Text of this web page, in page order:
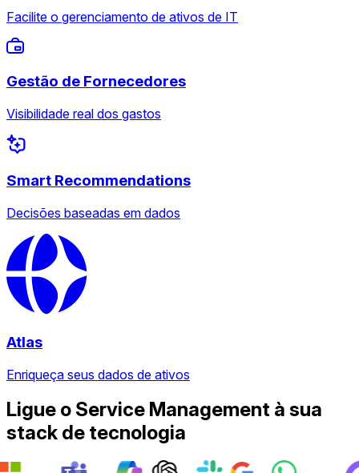
Facilite o gerenciamento de ativos de IT
Gestão de Fornecedores
Visibilidade real dos gastos
Smart Recommendations
Decisões baseadas em dados
Atlas
Enriqueça seus dados de ativos
Ligue o Service Management à sua
stack de tecnologia